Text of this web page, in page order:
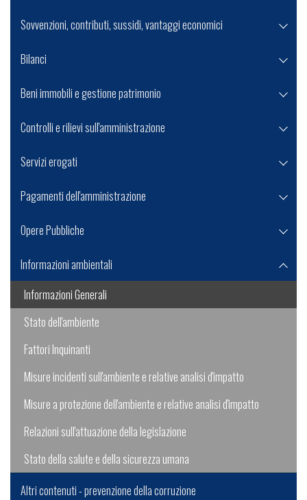
Sovvenzioni, contributi, sussidi, vantaggi economici
Bilanci
Beni immobili e gestione patrimonio
Controlli e rilievi sull'amministrazione
Servizi erogati
Pagamenti dell'amministrazione
Opere Pubbliche
Informazioni ambientali
Informazioni Generali
Stato dell'ambiente
Fattori Inquinanti
Misure incidenti sull'ambiente e relative analisi d'impatto
Misure a protezione dell'ambiente e relative analisi d'impatto
Relazioni sull'attuazione della legislazione
Stato della salute e della sicurezza umana
Altri contenuti - prevenzione della corruzione